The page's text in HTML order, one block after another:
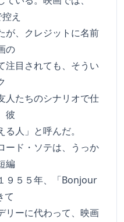
え
が、クレジットに名前
の
目されても、そうい
人たちのシナリオで仕
彼
人」と呼んだ。
ード・ソテは、うっか
編
９５５年、「Bonjour
て
リーに代わって、映画